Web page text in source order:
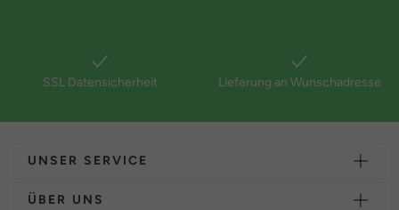
SSL Datensicherheit Lieferung an Wunschadresse
UNSER SERVICE
ÜBER UNS